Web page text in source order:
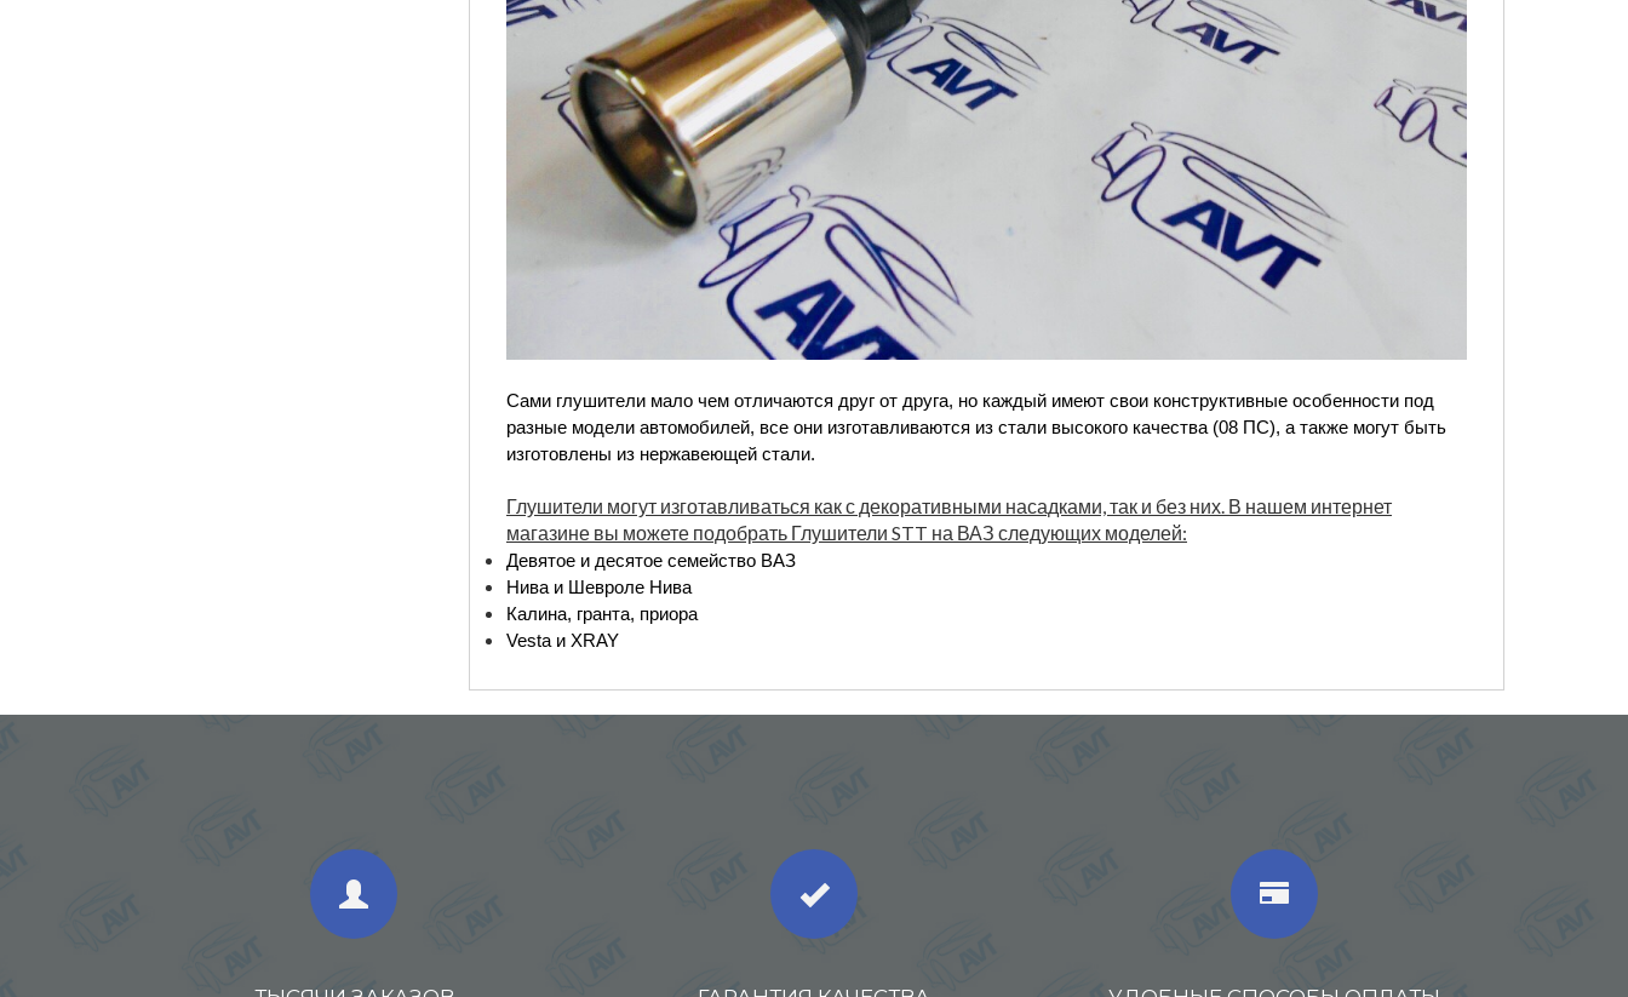
Сами глушители мало чем отличаются друг от друга, но каждый имеют свои конструктивные особенности под
разные модели автомобилей, все они изготавливаются из стали высокого качества (08 ПС), а также могут быть
изготовлены из нержавеющей стали.
Глушители могут изготавливаться как с декоративными насадками, так и без них. В нашем интернет
магазине вы можете подобрать Глушители STT на ВАЗ следующих моделей:
Девятое и десятое семейство ВАЗ
Нива и Шевроле Нива
Калина, гранта, приора
Vesta и XRAY